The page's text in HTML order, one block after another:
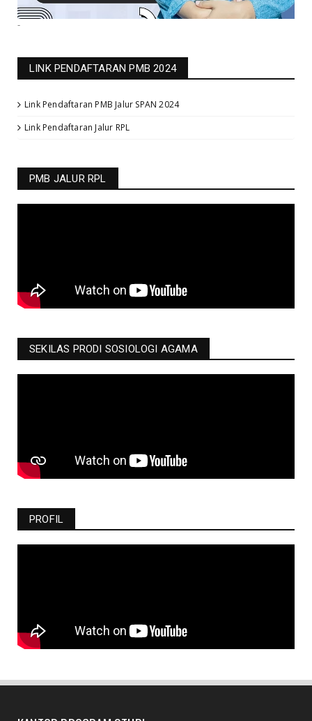
-
LINK PENDAFTARAN PMB 2024
Link Pendaftaran PMB Jalur SPAN 2024
Link Pendaftaran Jalur RPL
PMB JALUR RPL
SEKILAS PRODI SOSIOLOGI AGAMA
PROFIL